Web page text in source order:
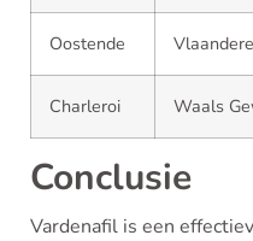
Oostende
Charleroi Waals
Conclusie
Vardenafil is een